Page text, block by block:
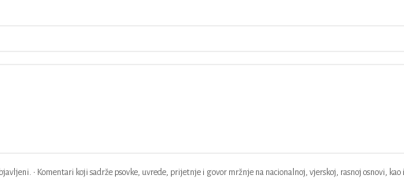
• Komentari koji sadrže psovke, uvrede, prijetnje i govor mržnje na nacionalnoj, vjerskoj, rasnoj osnovi, kao i